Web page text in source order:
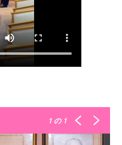
1 の 1